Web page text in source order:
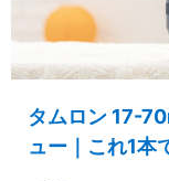
タムロン 17-
ュー｜これ1本